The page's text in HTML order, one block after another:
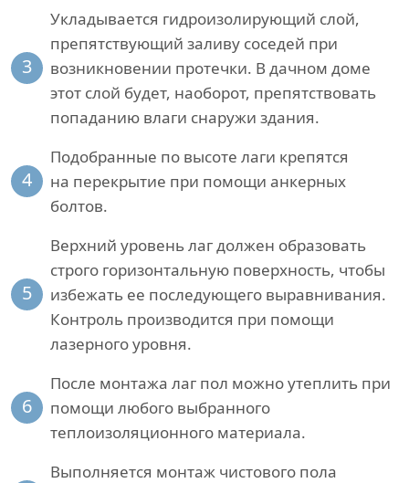
3
Укладывается гидроизолирующий слой,
препятствующий заливу соседей при
возникновении протечки. В дачном доме
этот слой будет, наоборот, препятствовать
попаданию влаги снаружи здания.
4
Подобранные по высоте лаги крепятся
на перекрытие при помощи анкерных
болтов.
5
Верхний уровень лаг должен образовать
строго горизонтальную поверхность, чтобы
избежать ее последующего выравнивания.
Контроль производится при помощи
лазерного уровня.
6
После монтажа лаг пол можно утеплить при
помощи любого выбранного
теплоизоляционного материала.
Выполняется монтаж чистового пола